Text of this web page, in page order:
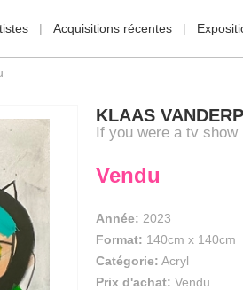
Acquisitions récentes
KLAAS
If you were a tv
Vendu
Année: 2023
Format: 140cm x 140cm
Catégorie: Acryl
Prix d'achat: Vendu